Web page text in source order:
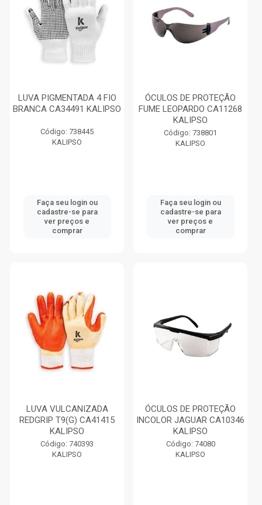
LUVA PIGMENTADA 4 FIO
BRANCA CA34491 KALIPSO
Código: 738445
KALIPSO
Faça seu login ou
cadastre-se para
ver preços e
comprar
ÓCULOS DE PROTEÇÃO
FUME LEOPARDO CA11268
KALIPSO
Código: 738801
KALIPSO
Faça seu login ou
cadastre-se para
ver preços e
comprar
LUVA VULCANIZADA
REDGRIP T9(G) CA41415
KALIPSO
Código: 740393
KALIPSO
ÓCULOS DE PROTEÇÃO
INCOLOR JAGUAR CA10346
KALIPSO
Código: 74080
KALIPSO